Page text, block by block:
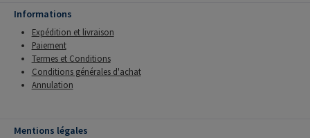
Informations
Expédition et livraison
Paiement
Termes et Conditions
Conditions générales d'achat
Annulation
Mentions légales